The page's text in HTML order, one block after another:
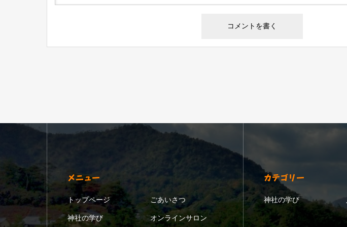
メニュー
トップページ ごあいさつ
神社の学び オンラインサロン
カテゴリー
神社の学び